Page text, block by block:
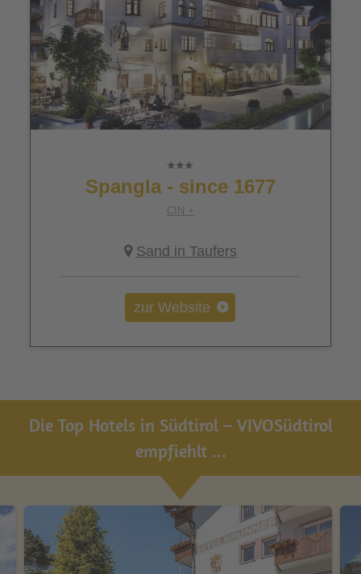
Spangla - since 1677
CIN +
Sand in Taufers
zur Website
Die Top Hotels in Südtirol – VIVOSüdtirol
empfiehlt ...